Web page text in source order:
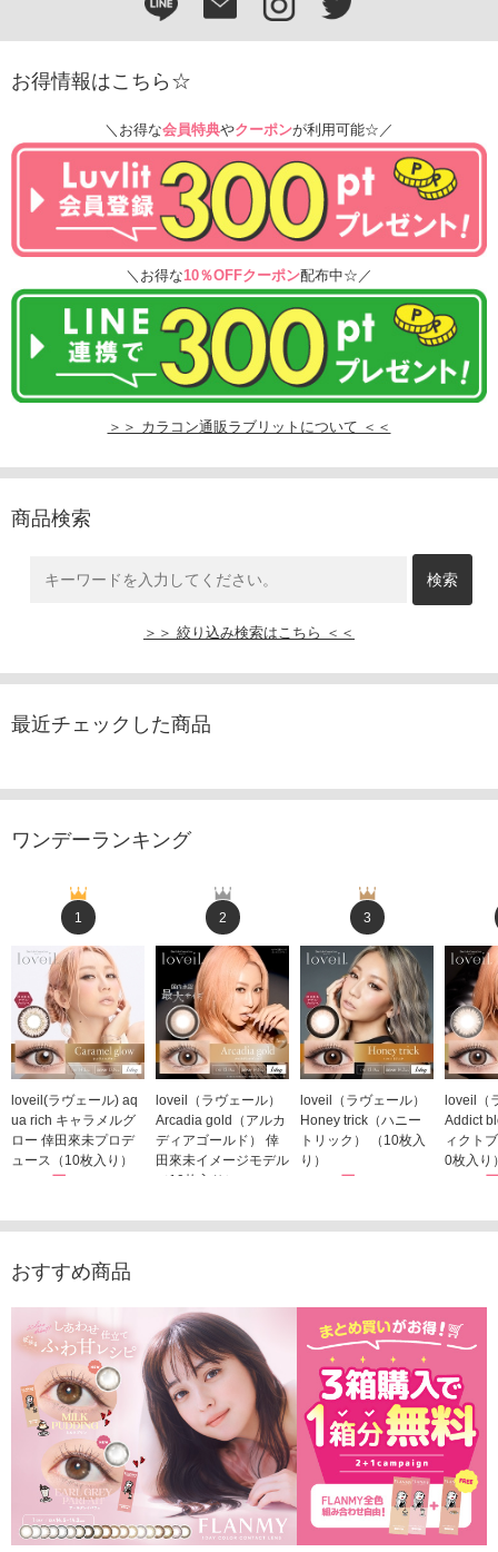
お得情報はこちら☆
＼お得な会員特典やクーポンが利用可能☆／
＼お得な10％OFFクーポン配布中☆／
＞＞ カラコン通販ラブリットについて ＜＜
商品検索
＞＞ 絞り込み検索はこちら ＜＜
最近チェックした商品
ワンデーランキング
1
loveil(ラヴェール) aq
ua rich キャラメルグ
ロー 倖田來未プロデ
ュース（10枚入り）
1,760円
2
loveil（ラヴェール）
Arcadia gold（アルカ
ディアゴールド） 倖
田來未イメージモデル
（10枚入り）
3
loveil（ラヴェール）
Honey trick（ハニー
トリック） （10枚入
り）
1,760円
loveil（
Addict
ィクト
0枚入り
1,760
おすすめ商品